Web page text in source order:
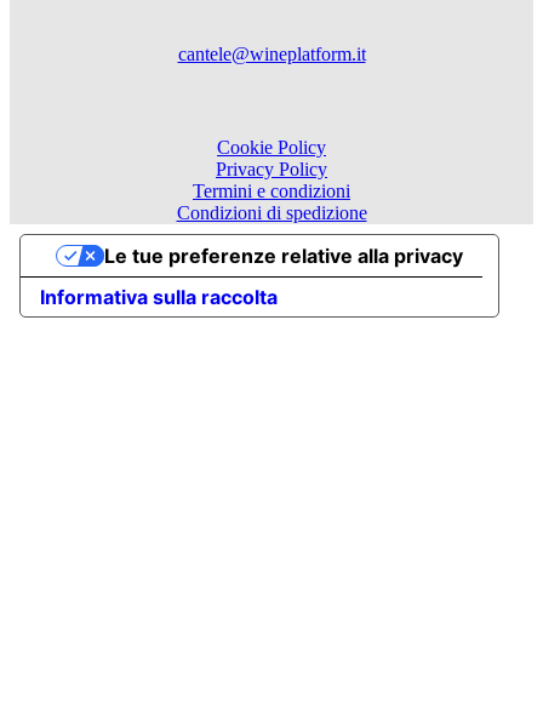
cantele@wineplatform.it
Cookie Policy
Privacy Policy
Termini e condizioni
Condizioni di spedizione
Informativa sulla raccolta
Le tue preferenze relative alla privacy